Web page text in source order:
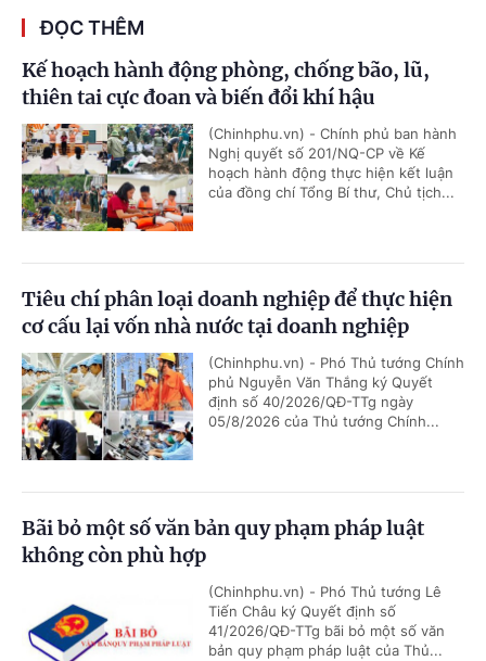
ĐỌC THÊM
Kế hoạch hành động phòng, chống bão, lũ,
thiên tai cực đoan và biến đổi khí hậu
(Chinhphu.vn) - Chính phủ ban hành
Nghị quyết số 201/NQ-CP về Kế
hoạch hành động thực hiện kết luận
của đồng chí Tổng Bí thư, Chủ tịch...
Tiêu chí phân loại doanh nghiệp để thực hiện
cơ cấu lại vốn nhà nước tại doanh nghiệp
(Chinhphu.vn) - Phó Thủ tướng Chính
phủ Nguyễn Văn Thắng ký Quyết
định số 40/2026/QĐ-TTg ngày
05/8/2026 của Thủ tướng Chính...
Bãi bỏ một số văn bản quy phạm pháp luật
không còn phù hợp
(Chinhphu.vn) - Phó Thủ tướng Lê
Tiến Châu ký Quyết định số
41/2026/QĐ-TTg bãi bỏ một số văn
bản quy phạm pháp luật của Thủ...